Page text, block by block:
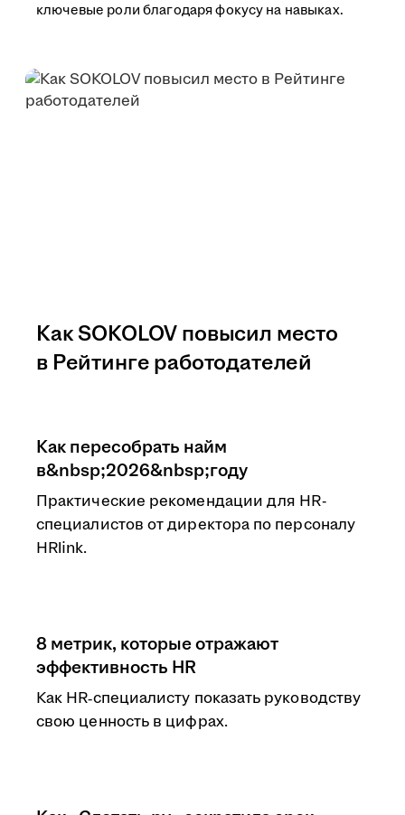
ключевые роли благодаря фокусу на навыках.
Как SOKOLOV повысил место
в Рейтинге работодателей
Как пересобрать найм
в&nbsp;2026&nbsp;году
Практические рекомендации для HR-
специалистов от директора по персоналу
HRlink.
8 метрик, которые отражают
эффективность HR
Как HR‑специалисту показать руководству
свою ценность в цифрах.